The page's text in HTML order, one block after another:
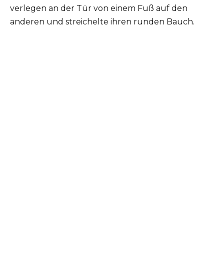
verlegen an der Tür von einem Fuß auf den
anderen und streichelte ihren runden Bauch.